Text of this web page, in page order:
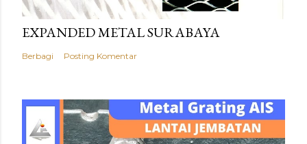
EXPANDED METAL SURABAYA
Berbagi Posting Komentar